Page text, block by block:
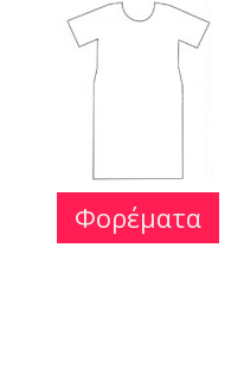
Φορέματα